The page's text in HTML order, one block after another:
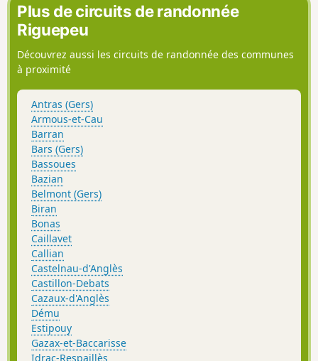
Plus de circuits de randonnée
Riguepeu
Découvrez aussi les circuits de randonnée des communes
à proximité
Antras (Gers)
Armous-et-Cau
Barran
Bars (Gers)
Bassoues
Bazian
Belmont (Gers)
Biran
Bonas
Caillavet
Callian
Castelnau-d'Anglès
Castillon-Debats
Cazaux-d'Anglès
Dému
Estipouy
Gazax-et-Baccarisse
Idrac-Respaillès